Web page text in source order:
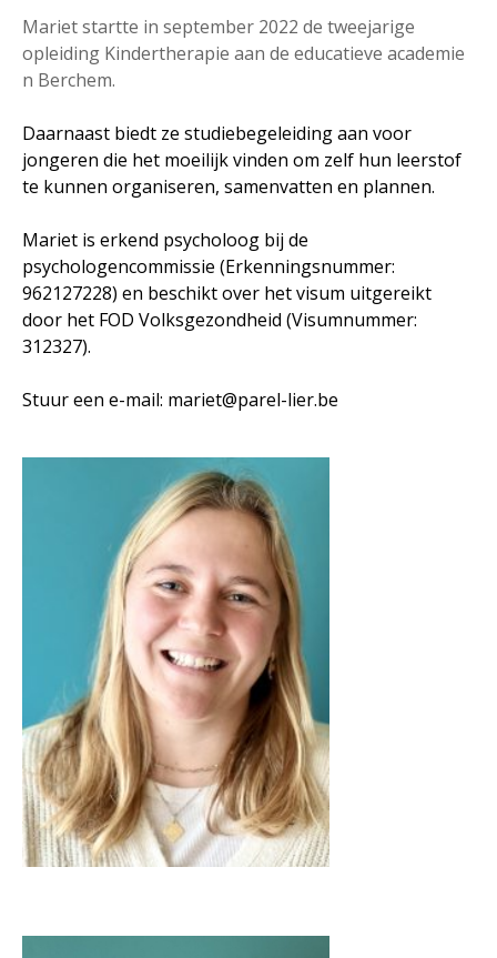
Mariet startte in september 2022 de tweejarige
opleiding Kindertherapie aan de educatieve academie
n Berchem.
Daarnaast biedt ze studiebegeleiding aan voor
jongeren die het moeilijk vinden om zelf hun leerstof
te kunnen organiseren, samenvatten en plannen.
Mariet is erkend psycholoog bij de
psychologencommissie (Erkenningsnummer:
962127228) en beschikt over het visum uitgereikt
door het FOD Volksgezondheid (Visumnummer:
312327).
Stuur een e-mail: mariet@parel-lier.be